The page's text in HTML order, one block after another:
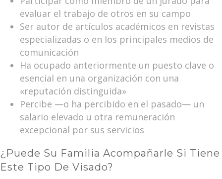
evaluar el trabajo de otros en su campo
Ser autor de artículos académicos en revistas
especializadas o en los principales medios de
comunicación
Ha ocupado anteriormente un puesto clave o
esencial en una organización con una
«reputación distinguida»
Percibe —o ha percibido en el pasado— un
salario elevado u otra remuneración
excepcional por sus servicios
¿Puede Su Familia Acompañarle Si Tiene
Este Tipo De Visado?